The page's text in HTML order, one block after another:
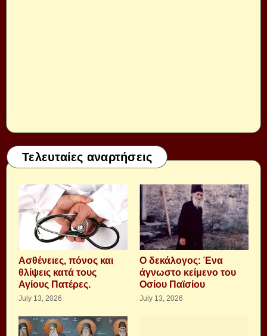
Τελευταίες αναρτήσεις
Aσθένειες, πόνος και
θλίψεις κατά τους
Αγίους Πατέρες.
July 13, 2026
Ο δεκάλογος: Ένα
άγνωστο κείμενο του
Οσίου Παϊσίου
July 13, 2026